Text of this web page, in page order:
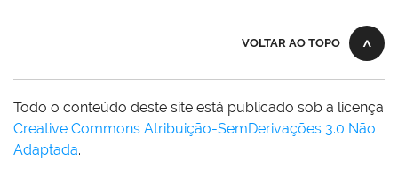
VOLTAR AO TOPO
Todo o conteúdo deste site está publicado sob a licença
Creative Commons Atribuição-SemDerivações 3.0 Não
Adaptada.